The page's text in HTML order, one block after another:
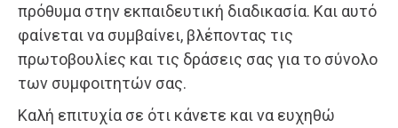
πρόθυμα στην εκπαιδευτική διαδικασία. Και αυτό
φαίνεται να συμβαίνει, βλέποντας τις
πρωτοβουλίες και τις δράσεις σας για το σύνολο
των συμφοιτητών σας.
Καλή επιτυχία σε ότι κάνετε και να ευχηθώ